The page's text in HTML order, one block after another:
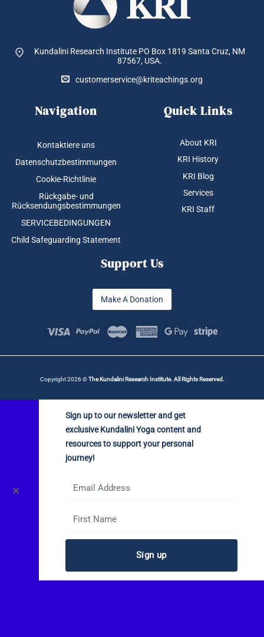
Kundalini Research Institute PO Box 1819 Santa Cruz, NM
87567, USA.
customerservice@kriteachings.org
Navigation
Kontaktiere uns
Datenschutzbestimmungen
Cookie-Richtlinie
Rückgabe- und
Rücksendungsbestimmungen
SERVICEBEDINGUNGEN
Child Safeguarding Statement
Quick Links
About KRI
KRI History
KRI Blog
Services
KRI Staff
Support Us
Make A Donation
Copyright 2026 ©The Kundalini Research Institute. All Rights Reserved.
✕
Sign up to our newsletter and get
exclusive Kundalini Yoga content and
resources to support your personal
journey!
Sign up